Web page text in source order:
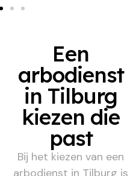
Een
arbodienst
in Tilburg
kiezen die
past
Bij het kiezen van een
arbodienst in Tilburg is